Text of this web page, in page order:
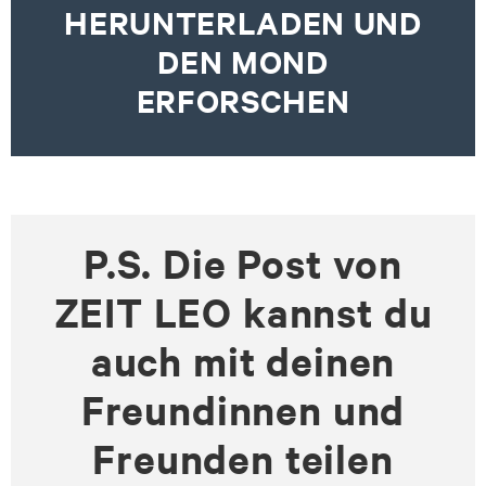
HERUNTERLADEN UND
DEN MOND
ERFORSCHEN
P.S. Die Post von
ZEIT LEO kannst du
auch mit deinen
Freundinnen und
Freunden teilen